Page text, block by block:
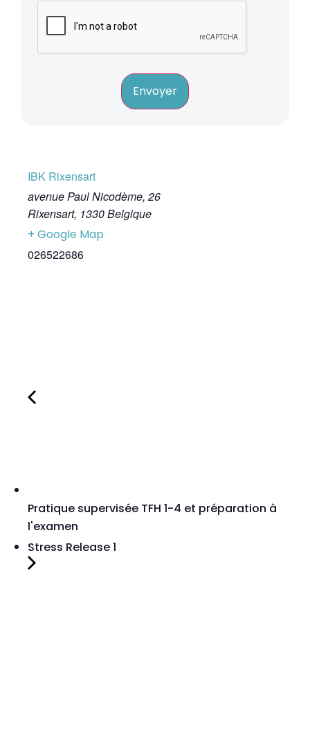
Envoyer
IBK Rixensart
avenue Paul Nicodème, 26
Rixensart, 1330Belgique
+ Google Map
026522686
Pratique supervisée TFH 1-4 et préparation à
l'examen
Stress Release 1